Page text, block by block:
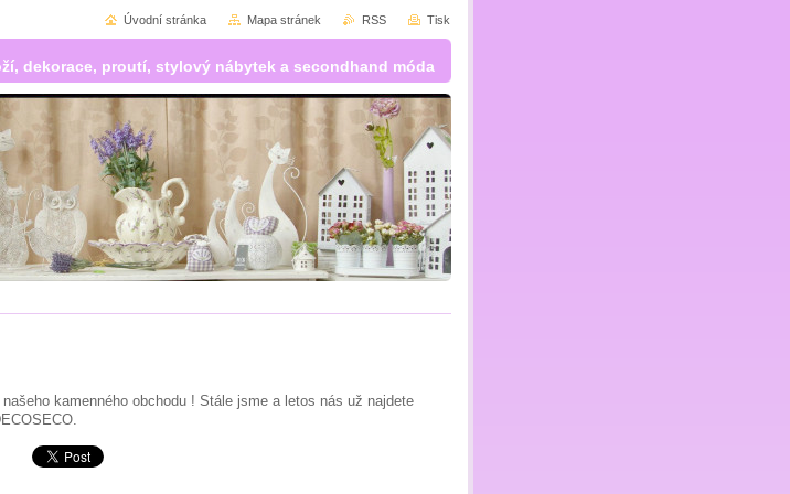
dekorace, proutí, stylový nábytek a secondhand móda
našeho kamenného obchodu ! Stále jsme a letos nás už najdete
Úvodní stránka Mapa stránek RSS Tisk